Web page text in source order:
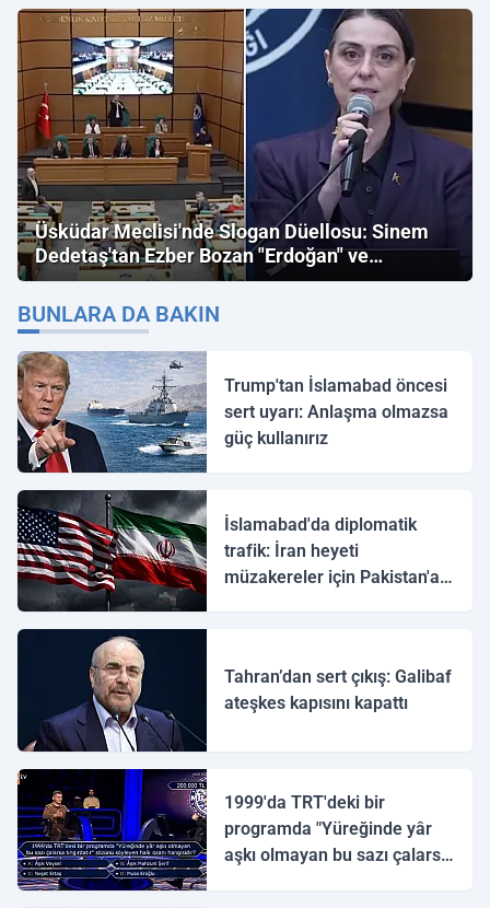
Üsküdar Meclisi'nde Slogan Düellosu: Sinem
Dedetaş'tan Ezber Bozan "Erdoğan" ve
"İmamoğlu" Çıkışı!
BUNLARA DA BAKIN
Trump'tan İslamabad öncesi
sert uyarı: Anlaşma olmazsa
güç kullanırız
İslamabad'da diplomatik
trafik: İran heyeti
müzakereler için Pakistan'a
Tahran’dan sert çıkış: Galibaf
ateşkes kapısını kapattı
1999'da TRT'deki bir
programda "Yüreğinde yâr
aşkı olmayan bu sazı çalarsa